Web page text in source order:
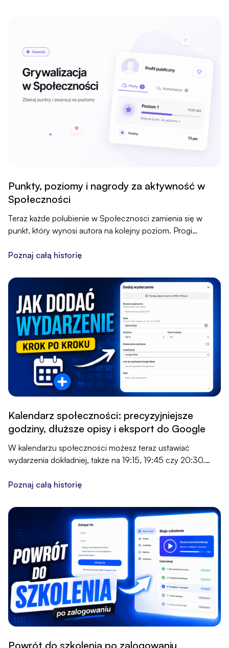
Punkty, poziomy i nagrody za aktywność w
Społeczności
Teraz każde polubienie w Społeczności zamienia się w
punkt, który wynosi autora na kolejny poziom. Progi
rankingi pokazują, kto napędza dyskusję.
Poznaj całą historię
Kalendarz społeczności: precyzyjniejsze
godziny, dłuższe opisy i eksport do Google
W kalendarzu społeczności możesz teraz ustawiać
wydarzenia dokładniej, także na 19:15, 19:45 czy 20:30.
jednym kliknięciem dodadzą wydarzenie do Google
Poznaj całą historię
Powrót do szkolenia po zalogowaniu